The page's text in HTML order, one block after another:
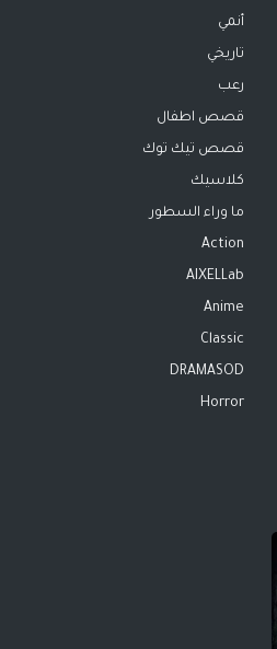
أنمي
تاريخي
رعب
قصص اطفال
قصص تيك توك
كلاسيك
ما وراء السطور
Action
AIXELLab
Anime
Classic
DRAMASOD
Horror